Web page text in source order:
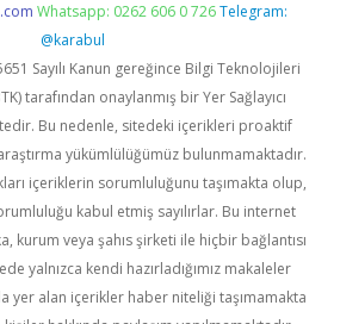
Whatsapp: 0262 606 0 726 Telegram:
@karabul
Sayılı Kanun gereğince Bilgi Teknolojileri
tarafından onaylanmış bir Yer Sağlayıcı
Bu nedenle, sitedeki içerikleri proaktif
yükümlülüğümüz bulunmamaktadır.
içeriklerin sorumluluğunu taşımakta olup,
kabul etmiş sayılırlar. Bu internet
kurum veya şahıs şirketi ile hiçbir bağlantısı
yalnızca kendi hazırladığımız makaleler
yer alan içerikler haber niteliği taşımamakta